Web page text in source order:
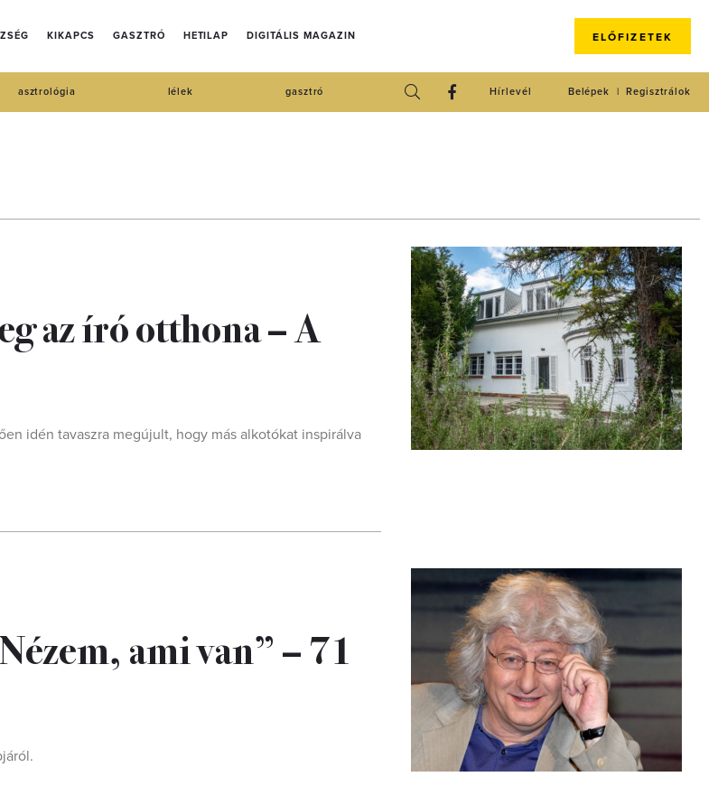
KIKAPCS GASZTRÓ HETILAP DIGITÁLIS MAGAZIN ELŐFIZETEK
asztrológia lélek gasztró Regisztrálok
Belépek
Hírlevél
az író otthona – A
idén tavaszra megújult, hogy más alkotókat inspirálva
ami van” – 71